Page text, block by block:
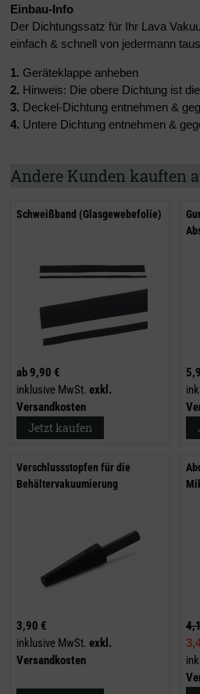
Einbau-Info
Der Dichtungssatz für Ihr Lava
einfach & schnell von jedermann
1. Geräteklappe anheben
2. Hinweis: Die obere Dichtung ist
3. Deckel-Dichtung entnehmen &
4. Untere Dichtung entnehmen &
Andere Kunden kauften
Schweißband (Glasgewebefolie)
ab 9,90 €
inklusive MwSt. exkl.
Versandkosten
Jetzt kaufen
Verschlussstopfen für die
Behältervakuumierung
3,90 €
inklusive MwSt. exkl.
Versandkosten